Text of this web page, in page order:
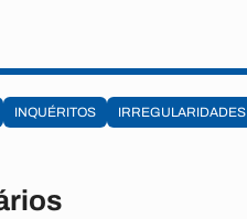
INQUÉRITOS IRREGULARIDADES